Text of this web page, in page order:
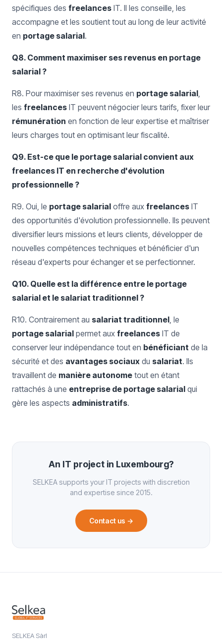
spécifiques des freelances IT. Il les conseille, les
accompagne et les soutient tout au long de leur activité
en portage salarial.
Q8. Comment maximiser ses revenus en portage
salarial ?
R8. Pour maximiser ses revenus en portage salarial,
les freelances IT peuvent négocier leurs tarifs, fixer leur
rémunération en fonction de leur expertise et maîtriser
leurs charges tout en optimisant leur fiscalité.
Q9. Est-ce que le portage salarial convient aux
freelances IT en recherche d'évolution
professionnelle ?
R9. Oui, le portage salarial offre aux freelances IT
des opportunités d'évolution professionnelle. Ils peuvent
diversifier leurs missions et leurs clients, développer de
nouvelles compétences techniques et bénéficier d'un
réseau d'experts pour échanger et se perfectionner.
Q10. Quelle est la différence entre le portage
salarial et le salariat traditionnel ?
R10. Contrairement au salariat traditionnel, le
portage salarial permet aux freelances IT de
conserver leur indépendance tout en bénéficiant de la
sécurité et des avantages sociaux du salariat. Ils
travaillent de manière autonome tout en étant
rattachés à une entreprise de portage salarial qui
gère les aspects administratifs.
An IT project in Luxembourg?
SELKEA supports your IT projects with discretion
and expertise since 2015.
Contact us →
SELKEA Sàrl